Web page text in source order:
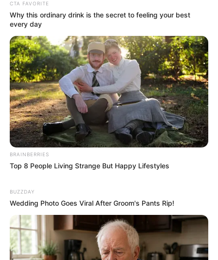
CTA FAVORITE
Why this ordinary drink is the secret to feeling your best
every day
BRAINBERRIES
Top 8 People Living Strange But Happy Lifestyles
BUZZDAY
Wedding Photo Goes Viral After Groom's Pants Rip!